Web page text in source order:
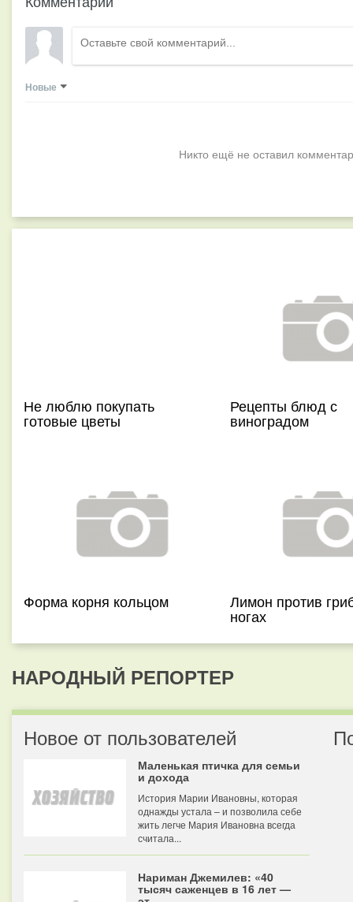
Новые
Никто ещё не оставил
Не люблю покупать
готовые цветы
Рецепты блюд с
виноградом
Форма корня кольцом Лимон против
ногах
НАРОДНЫЙ РЕПОРТЕР
Новое от пользователей
Маленькая птичка для семьи
и дохода
История Марии Ивановны, которая
однажды устала – и позволила себе
жить легче Мария Ивановна всегда
считала...
Нариман Джемилев: «40
тысяч саженцев в 16 лет —